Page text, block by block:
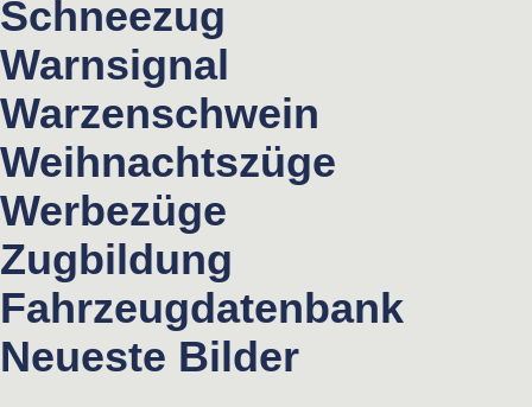
Schneezug
Warnsignal
Warzenschwein
Weihnachtszüge
Werbezüge
Zugbildung
Fahrzeugdatenbank
Neueste Bilder